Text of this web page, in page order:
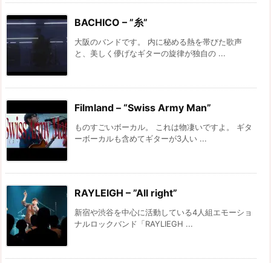
BACHICO – ”糸”
大阪のバンドです。 内に秘める熱を帯びた歌声
と、美しく儚げなギターの旋律が独自の ...
Filmland – “Swiss Army Man”
ものすごいボーカル。 これは物凄いですよ。 ギタ
ーボーカルも含めてギターが3人い ...
RAYLEIGH – ”All right”
新宿や渋谷を中心に活動している4人組エモーショ
ナルロックバンド「RAYLIEGH ...